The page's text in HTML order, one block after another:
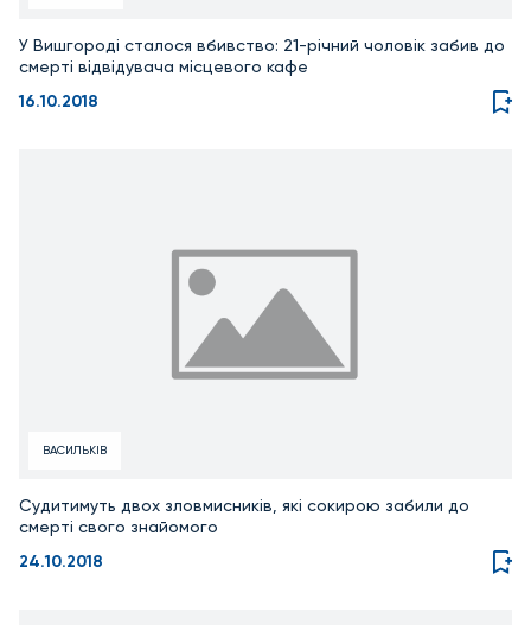
У Вишгороді сталося вбивство: 21-річний чоловік забив до
смерті відвідувача місцевого кафе
16.10.2018
ВАСИЛЬКІВ
Судитимуть двох зловмисників, які сокирою забили до
смерті свого знайомого
24.10.2018